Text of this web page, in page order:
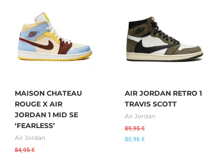
MAISON CHATEAU
ROUGE X AIR
JORDAN 1 MID SE
‘FEARLESS’
Air Jordan
84,95€
AIR JORDAN RETRO 1
TRAVIS SCOTT
Air Jordan
89,95€
80,96 €